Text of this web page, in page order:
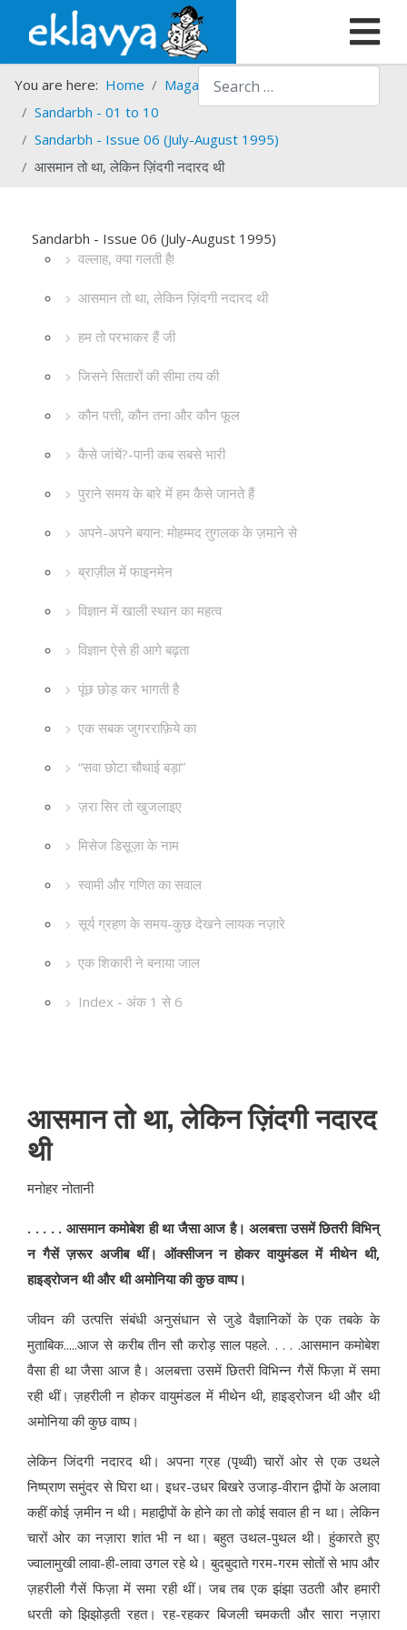
Search
You are here: Home Magazines
Sandarbh
Sandarbh - 01 to 10
Sandarbh - Issue 06 (July-August 1995)
आसमान तो था, लेकिन ज़िंदगी नदारद थी
Sandarbh - Issue 06 (July-August 1995)
वल्लाह, क्या गलती है!
आसमान तो था, लेकिन ज़िंदगी नदारद थी
हम तो परभाकर हैं जी
जिसने सितारों की सीमा तय की
कौन पत्ती, कौन तना और कौन फूल
कैसे जांचें?-पानी कब सबसे भारी
पुराने समय के बारे में हम कैसे जानते हैं
अपने-अपने बयान: मोहम्मद तुगलक के ज़माने से
ब्राज़ील में फाइनमेन
विज्ञान में खाली स्थान का महत्व
विज्ञान ऐसे ही आगे बढ़ता
पूंछ छोड़ कर भागती है
एक सबक जुगरराफ़िये का
“सवा छोटा चौथाई बड़ा”
ज़रा सिर तो खुजलाइए
मिसेज डिसूज़ा के नाम
स्वामी और गणित का सवाल
सूर्य ग्रहण के समय-कुछ देखने लायक नज़ारे
एक शिकारी ने बनाया जाल
Index - अंक 1 से 6
आसमान तो था, लेकिन ज़िंदगी नदारद
थी
मनोहर नोतानी
. . . . . आसमान कमोबेश ही था जैसा आज है। अलबत्ता उसमें छितरी विभिन्
न गैसें ज़रूर अजीब थीं। ऑक्सीजन न होकर वायुमंडल में मीथेन थी,
हाइड्रोजन थी और थी अमोनिया की कुछ वाष्प।
जीवन की उत्पत्ति संबंधी अनुसंधान से जुडे वैज्ञानिकों के एक तबके के
मुताबिक.....आज से करीब तीन सौ करोड़ साल पहले. . . . .आसमान कमोबेश
वैसा ही था जैसा आज है। अलबत्ता उसमें छितरी विभिन्न गैसें फिज़ा में समा
रही थीं। ज़हरीली न होकर वायुमंडल में मीथेन थी, हाइड्रोजन थी और थी
अमोनिया की कुछ वाष्प।
लेकिन जिंदगी नदारद थी। अपना ग्रह (पृथ्वी) चारों ओर से एक उथले
निष्प्राण समुंदर से घिरा था। इधर-उधर बिखरे उजाड़-वीरान द्वीपों के अलावा
कहीं कोई ज़मीन न थी। महाद्वीपों के होने का तो कोई सवाल ही न था। लेकिन
चारों ओर का नज़ारा शांत भी न था। बहुत उथल-पुथल थी। हुंकारते हुए
ज्वालामुखी लावा-ही-लावा उगल रहे थे। बुदबुदाते गरम-गरम सोतों से भाप और
ज़हरीली गैसें फिज़ा में समा रही थीं। जब तब एक झंझा उठती और हमारी
धरती को झिझोड़ती रहत। रह-रहकर बिजली चमकती और सारा नज़ारा